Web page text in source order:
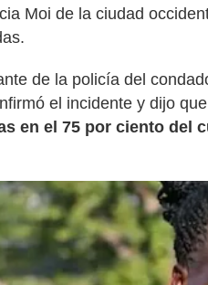
Moi de la ciudad
de la policía del
el incidente y dijo
en el 75 por ciento del